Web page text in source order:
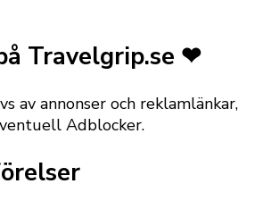
Travelgrip.se ❤
av annonser och reklamlänkar,
Adblocker.